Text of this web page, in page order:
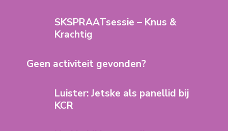
SKSPRAATsessie – Knus &
Krachtig
Geen activiteit gevonden?
Luister: Jetske als panellid bij
KCR